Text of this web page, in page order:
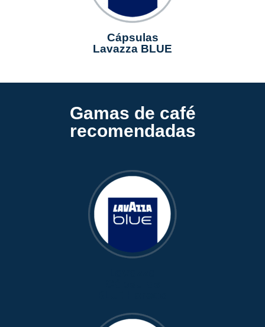
Cápsulas
Lavazza BLUE
Gamas de café
recomendadas